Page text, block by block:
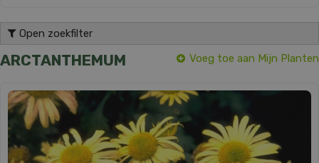
Open zoekfilter
ARCTANTHEMUM Voeg toe aan Mijn Planten